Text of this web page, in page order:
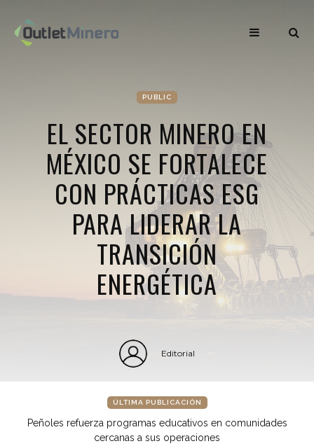
PUBLIC
EL SECTOR MINERO EN
MÉXICO SE FORTALECE
CON PRÁCTICAS ESG
PARA LIDERAR LA
TRANSICIÓN
ENERGÉTICA
Editorial
ÚLTIMA PUBLICACIÓN
Peñoles refuerza programas educativos en comunidades
cercanas a sus operaciones